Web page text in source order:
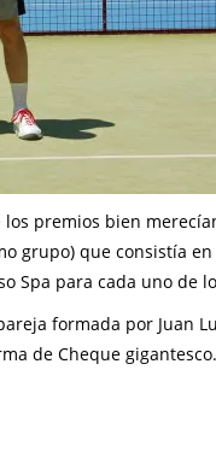
premios bien
grupo) que consistía
Spa para cada uno de
formada por Juan
de Cheque gigantesco.